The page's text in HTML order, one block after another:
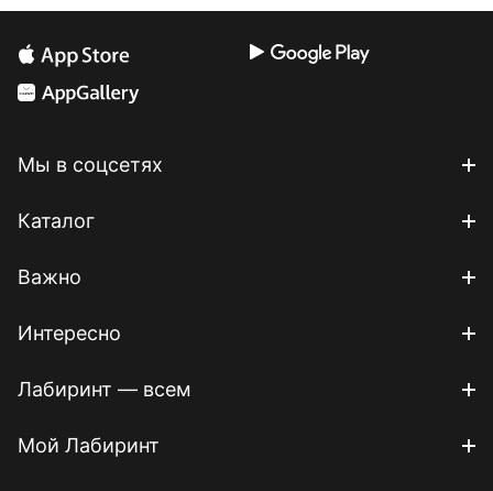
Мы в соцсетях
Каталог
Важно
Интересно
Лабиринт — всем
Мой Лабиринт